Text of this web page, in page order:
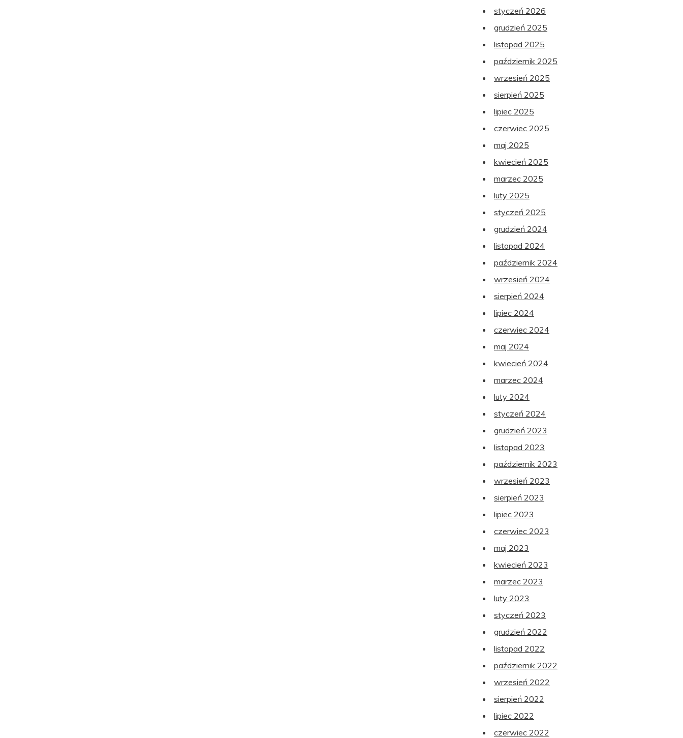
styczeń 2026
grudzień 2025
listopad 2025
październik 2025
wrzesień 2025
sierpień 2025
lipiec 2025
czerwiec 2025
maj 2025
kwiecień 2025
marzec 2025
luty 2025
styczeń 2025
grudzień 2024
listopad 2024
październik 2024
wrzesień 2024
sierpień 2024
lipiec 2024
czerwiec 2024
maj 2024
kwiecień 2024
marzec 2024
luty 2024
styczeń 2024
grudzień 2023
listopad 2023
październik 2023
wrzesień 2023
sierpień 2023
lipiec 2023
czerwiec 2023
maj 2023
kwiecień 2023
marzec 2023
luty 2023
styczeń 2023
grudzień 2022
listopad 2022
październik 2022
wrzesień 2022
sierpień 2022
lipiec 2022
czerwiec 2022